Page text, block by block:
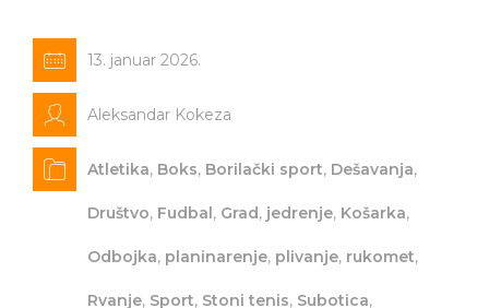
13. januar 2026.
Aleksandar Kokeza
Atletika, Boks, Borilački sport, Dešavanja,
Društvo, Fudbal , Grad , jedrenje, Košarka,
Odbojka, planinarenje, plivanje, rukomet,
Rvanje, Sport, Stoni tenis, Subotica,